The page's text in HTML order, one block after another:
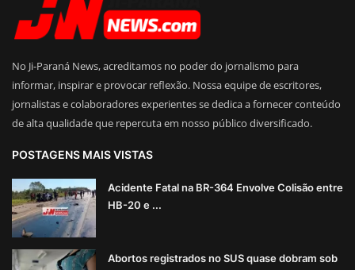
No Ji-Paraná News, acreditamos no poder do jornalismo para
informar, inspirar e provocar reflexão. Nossa equipe de escritores,
jornalistas e colaboradores experientes se dedica a fornecer conteúdo
de alta qualidade que repercuta em nosso público diversificado.
POSTAGENS MAIS VISTAS
Acidente Fatal na BR-364 Envolve Colisão entre
HB-20 e ...
Abortos registrados no SUS quase dobram sob